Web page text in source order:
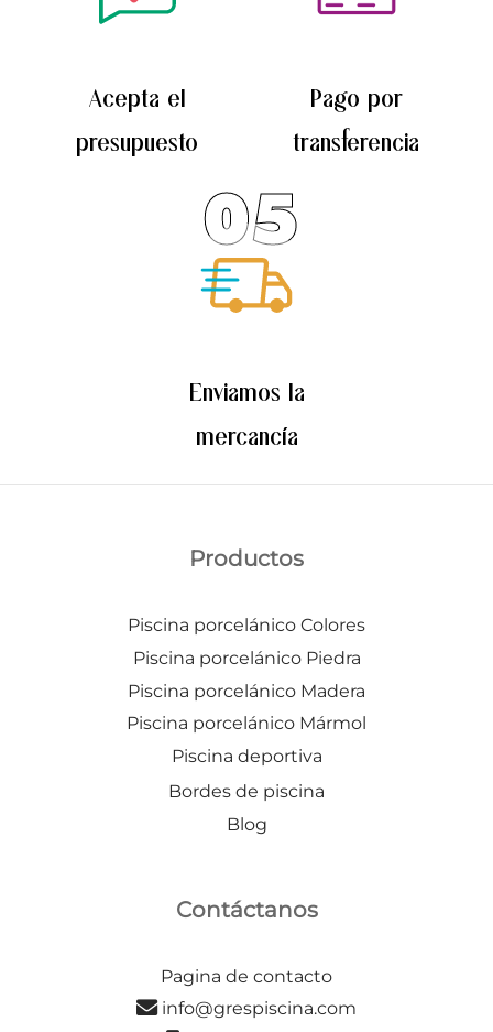
Acepta el
presupuesto
Pago por
transferencia
Enviamos la
mercancía
05
Productos
Piscina porcelánico Colores
Piscina porcelánico Piedra
Piscina porcelánico Madera
Piscina porcelánico Mármol
Piscina deportiva
Bordes de piscina
Blog
Contáctanos
Pagina de contacto
info@grespiscina.com